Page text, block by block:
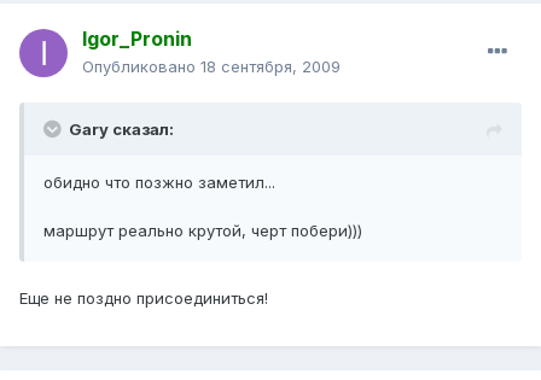
Igor_Pronin
Опубликовано 18 сентября, 2009
Gary сказал:
обидно что позжно заметил...
маршрут реально крутой, черт побери)))
Еще не поздно присоединиться!